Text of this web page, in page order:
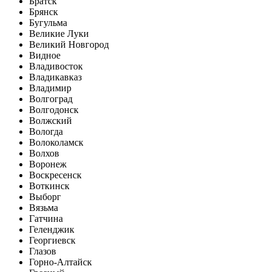
Брянск
Бугульма
Великие Луки
Великий Новгород
Видное
Владивосток
Владикавказ
Владимир
Волгоград
Волгодонск
Волжский
Вологда
Волоколамск
Волхов
Воронеж
Воскресенск
Воткинск
Выборг
Вязьма
Гатчина
Геленджик
Георгиевск
Глазов
Горно-Алтайск